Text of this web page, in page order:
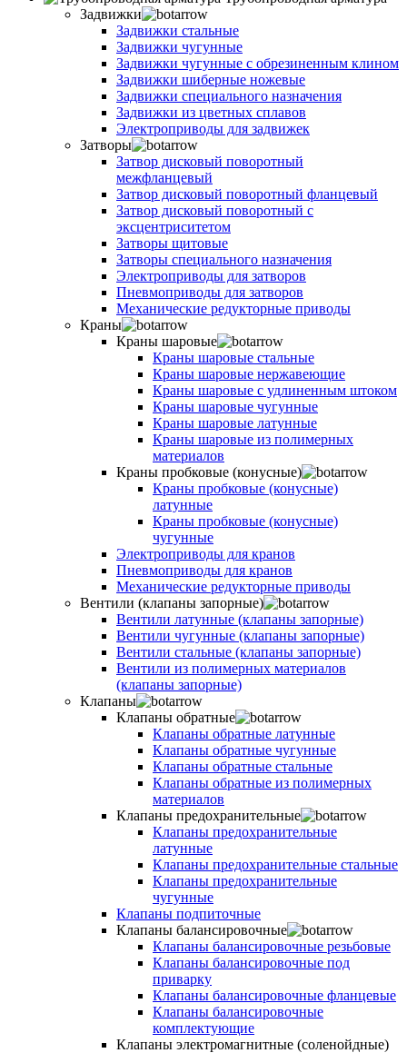
Задвижки
Задвижки стальные
Задвижки чугунные
Задвижки чугунные с обрезиненным клином
Задвижки шиберные ножевые
Задвижки специального назначения
Задвижки из цветных сплавов
Электроприводы для задвижек
Затворы
Затвор дисковый поворотный
межфланцевый
Затвор дисковый поворотный фланцевый
Затвор дисковый поворотный с
эксцентриситетом
Затворы щитовые
Затворы специального назначения
Электроприводы для затворов
Пневмоприводы для затворов
Механические редукторные приводы
Краны
Краны шаровые
Краны шаровые стальные
Краны шаровые нержавеющие
Краны шаровые с удлиненным штоком
Краны шаровые чугунные
Краны шаровые латунные
Краны шаровые из полимерных
материалов
Краны пробковые (конусные)
Краны пробковые (конусные)
латунные
Краны пробковые (конусные)
чугунные
Электроприводы для кранов
Пневмоприводы для кранов
Механические редукторные приводы
Вентили (клапаны запорные)
Вентили латунные (клапаны запорные)
Вентили чугунные (клапаны запорные)
Вентили стальные (клапаны запорные)
Вентили из полимерных материалов
(клапаны запорные)
Клапаны
Клапаны обратные
Клапаны обратные латунные
Клапаны обратные чугунные
Клапаны обратные стальные
Клапаны обратные из полимерных
материалов
Клапаны предохранительные
Клапаны предохранительные
латунные
Клапаны предохранительные стальные
Клапаны предохранительные
чугунные
Клапаны подпиточные
Клапаны балансировочные
Клапаны балансировочные резьбовые
Клапаны балансировочные под
приварку
Клапаны балансировочные фланцевые
Клапаны балансировочные
комплектующие
Клапаны электромагнитные (соленойдные)